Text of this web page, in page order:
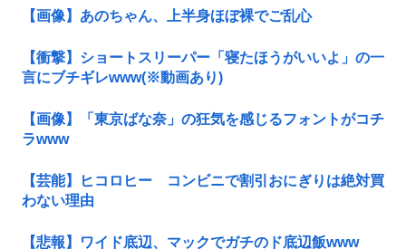
【画像】あのちゃん、上半身ほぼ裸でご乱心
【衝撃】ショートスリーパー「寝たほうがいいよ」の一
言にブチギレwww(※動画あり)
【画像】「東京ばな奈」の狂気を感じるフォントがコチ
ラwww
【芸能】ヒコロヒー コンビニで割引おにぎりは絶対買
わない理由
【悲報】ワイド底辺、マックでガチのド底辺飯www